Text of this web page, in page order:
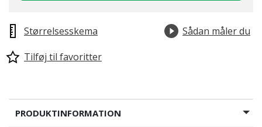
Størrelsesskema
Sådan måler du
Tilføj til favoritter
PRODUKTINFORMATION